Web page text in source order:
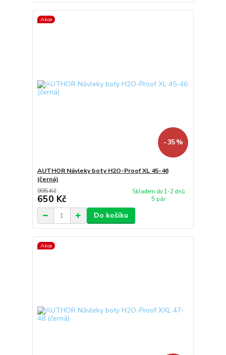
Akce
- 35 %
AUTHOR Návleky boty H2O-Proof XL 45-46
(černá)
995 Kč
650 Kč
Skladem do 1-2 dnů
5 pár
Do košíku
Akce